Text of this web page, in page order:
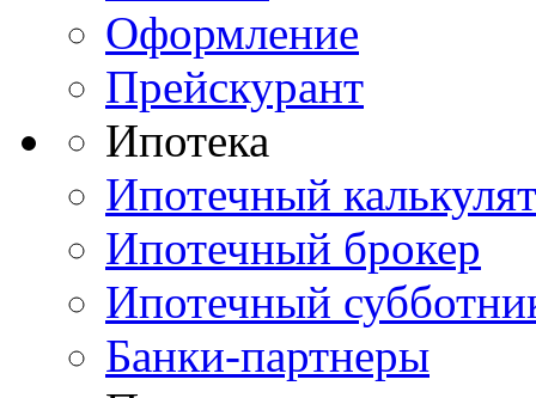
Оформление
Прейскурант
Ипотека
Ипотечный
Ипотечный брокер
Ипотечный
Банки-партнеры